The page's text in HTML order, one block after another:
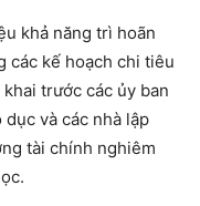
khả năng trì hoãn
các kế hoạch chi tiêu
trước các ủy ban
và các nhà lập
tài chính nghiêm